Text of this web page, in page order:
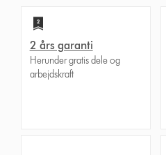
2 års garanti
Herunder gratis dele og
arbejdskraft